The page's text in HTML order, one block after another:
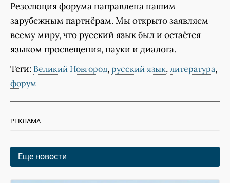
Резолюция форума направлена нашим
зарубежным партнёрам. Мы открыто заявляем
всему миру, что русский язык был и остаётся
языком просвещения, науки и диалога.
Теги: Великий Новгород, русский язык, литература,
форум
РЕКЛАМА
Еще новости